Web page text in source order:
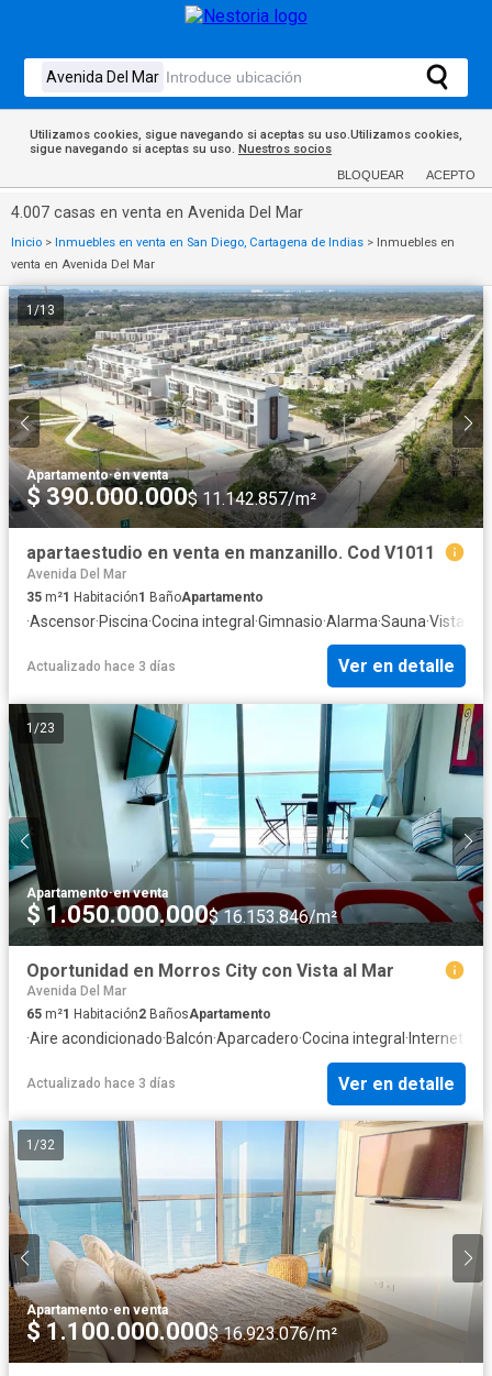
Utilizamos cookies, sigue navegando si aceptas su uso.Utilizamos cookies,
sigue navegando si aceptas su uso. Nuestros socios
BLOQUEAR ACEPTO
4.007 casas en venta en Avenida Del Mar
Inicio > Inmuebles en venta en San Diego, Cartagena de Indias > Inmuebles en
venta en Avenida Del Mar
1/13
Apartamento·en venta
$ 390.000.000$ 11.142.857/m²
apartaestudio en venta en manzanillo. Cod V1011
Avenida Del Mar
35 m²1 Habitación1 BañoApartamento
·Ascensor·Piscina·Cocina integral ·Gimnasio·Alarma·Sauna·Vista
Actualizado hace 3 días Ver en detalle
1 /23
Apartamento·en venta
$ 1.050.000.000$ 16.153.846/m²
Oportunidad en Morros City con Vista al Mar
Avenida Del Mar
65 m²1 Habitación2 BañosApartamento
·Aire acondicionado·Balcón·Aparcadero·Cocina integral · Internet
Actualizado hace 3 días Ver en detalle
1 /32
Apartamento·en venta
$ 1.100.000.000$ 16.923.076/m²